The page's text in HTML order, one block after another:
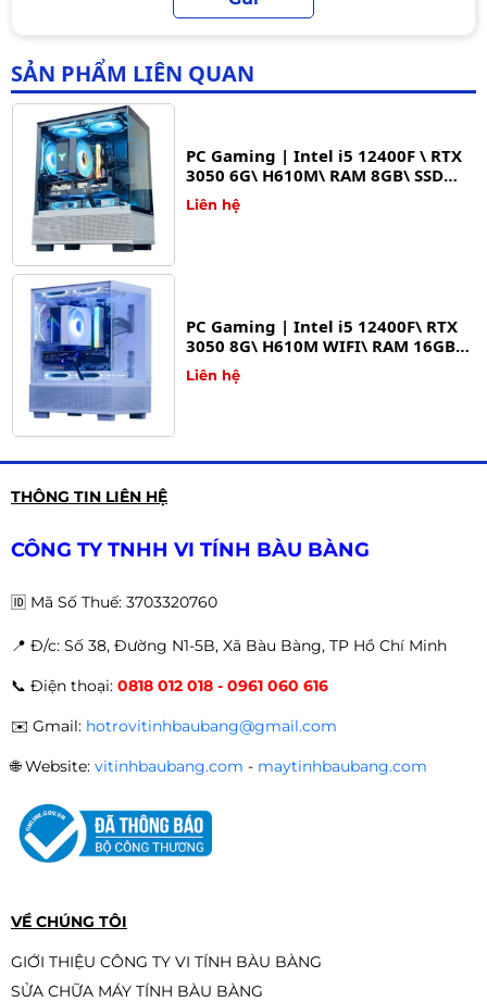
SẢN PHẨM LIÊN QUAN
Liên hệ
PC Gaming | Intel i5 12400F \ RTX
3050 6G\ H610M\ RAM 8GB\ SSD
512G
Liên hệ
PC Gaming | Intel i5 12400F\ RTX
3050 8G\ H610M WIFI\ RAM 16GB\
SSD 512GB
Liên hệ
512GB - PC GAMING BÀU BÀNG
Liên hệ
6500XT\ H610M\ RAM 16GB\ SSD
Liên hệ
Máy XEON Giả Lập E5-2680 V4/ X99
Dual CPU/ Ram 64G/ NVME 512G/
THÔNG TIN LIÊN HỆ
CÔNG TY TNHH VI TÍNH BÀU BÀNG
🆔 Mã Số Thuế: 3703320760
📍 Đ/c: Số 38, Đường N1-5B, Xã Bàu Bàng, TP Hồ Chí Minh
📞 Điện thoại: 0818 012 018 - 0961 060 616
✉️ Gmail: hotrovitinhbaubang@gmail.com
🌐Website: vitinhbaubang.com - maytinhbaubang.com
VỀ CHÚNG TÔI
GIỚI THIỆU CÔNG TY VI TÍNH BÀU BÀNG
SỬA CHỮA MÁY TÍNH BÀU BÀNG